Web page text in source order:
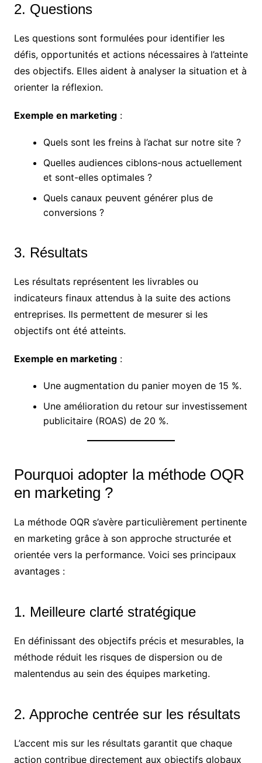
2. Questions
Les questions sont formulées pour identifier les
défis, opportunités et actions nécessaires à l’atteinte
des objectifs. Elles aident à analyser la situation et à
orienter la réflexion.
Exemple en marketing:
Quels sont les freins à l’achat sur notre site ?
Quelles audiences ciblons-nous actuellement
et sont-elles optimales ?
Quels canaux peuvent générer plus de
conversions ?
3. Résultats
Les résultats représentent les livrables ou
indicateurs finaux attendus à la suite des actions
entreprises. Ils permettent de mesurer si les
objectifs ont été atteints.
Exemple en marketing:
Une augmentation du panier moyen de 15 %.
Une amélioration du retour sur investissement
publicitaire (ROAS) de 20 %.
Pourquoi adopter la méthode OQR
en marketing ?
La méthode OQR s’avère particulièrement pertinente
en marketing grâce à son approche structurée et
orientée vers la performance. Voici ses principaux
avantages :
1. Meilleure clarté stratégique
En définissant des objectifs précis et mesurables, la
méthode réduit les risques de dispersion ou de
malentendus au sein des équipes marketing.
2. Approche centrée sur les résultats
L’accent mis sur les résultats garantit que chaque
action contribue directement aux objectifs globaux